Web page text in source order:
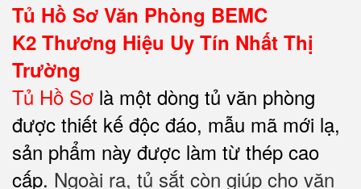
Tủ Hồ Sơ Văn Phòng BEMC
K2 Thương Hiệu Uy Tín Nhất Thị
Trường
Tủ Hồ Sơ là một dòng tủ văn phòng
được thiết kế độc đáo, mẫu mã mới lạ,
sản phẩm này được làm từ thép cao
cấp. Ngoài ra, tủ sắt còn giúp cho văn